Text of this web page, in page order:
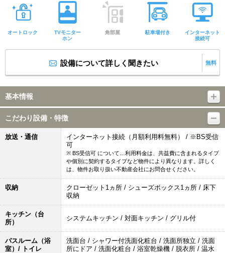
オートロック
TVモニター
ホン
角部屋 駐車場付き
インターネット
接続可
設備について詳しく聞きたい 無料
基本情報
こだわり設備・特徴
放送・通信
インターネット接続（月額利用料無料） / ※BS受信
可
※ BS受信可 について…利用料金は、共益費に含まれるタイプ
や個別に契約するタイプなど物件により異なります。詳しく
は、物件お取り扱い不動産会社にお問合せください。
収納
クローゼット1ヵ所 / シューズボックス1ヵ所 / 床下
収納
キッチン（台
所）
システムキッチン / 対面キッチン / グリル付
バスルーム（浴
室）/ トイレ
洗面台 / シャワー付洗面化粧台 / 洗面所独立 / 洗面
所にドア / 洗面化粧台 / 浴室乾燥機 / 脱衣所 / 温水